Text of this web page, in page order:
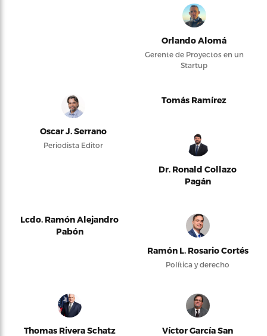
Orlando Alomá
Gerente de Proyectos en un
Startup
Oscar J. Serrano
Periodista Editor
Tomás Ramírez
Dr. Ronald Collazo
Pagán
Lcdo. Ramón Alejandro
Pabón
Ramón L. Rosario Cortés
Política y derecho
Thomas Rivera Schatz
Víctor García San